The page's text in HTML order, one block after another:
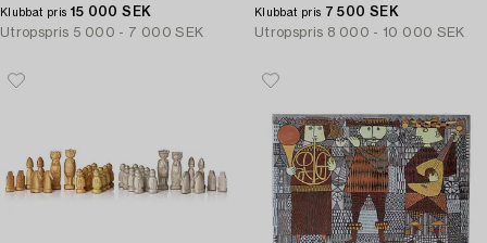
Klubbat pris 15 000 SEK
Utropspris 5 000 - 7 000 SEK
Klubbat pris 7 500 SEK
Utropspris 8 000 - 10 000 SEK